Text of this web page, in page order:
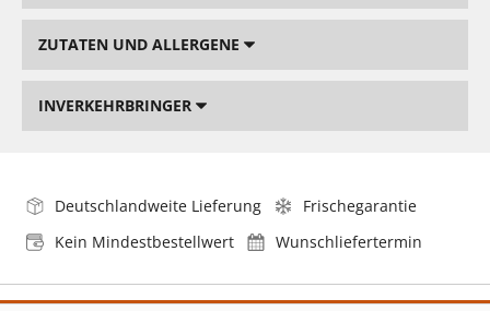
ZUTATEN UND ALLERGENE
INVERKEHRBRINGER
Deutschlandweite Lieferung
Frischegarantie
Kein Mindestbestellwert
Wunschliefertermin